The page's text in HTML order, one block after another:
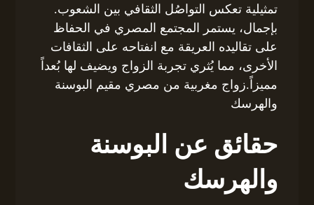
تمثيلية تعكس التواصُل الثقافي بين الشعوب.
بإجمال، يستمر المجتمع المصري في الحفاظ
على تقاليده العريقة مع انفتاحه على الثقافات
الأخرى، مما يُثري تجربة الزواج ويضيف لها بُعداً
مميزاً.زواج مغربية من مصري مقيم البوسنة
والهرسك
حقائق عن البوسنة
والهرسك